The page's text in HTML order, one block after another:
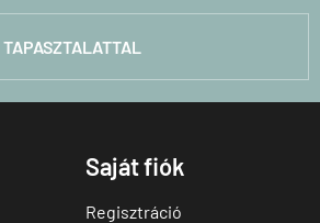
TAPASZTALATTAL
Saját fiók
Regisztráció